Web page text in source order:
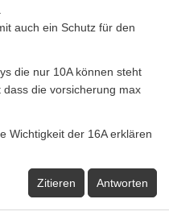
auch ein Schutz für den
die nur 10A können steht
die vorsicherung max
Wichtigkeit der 16A erklären
Zitieren Antworten